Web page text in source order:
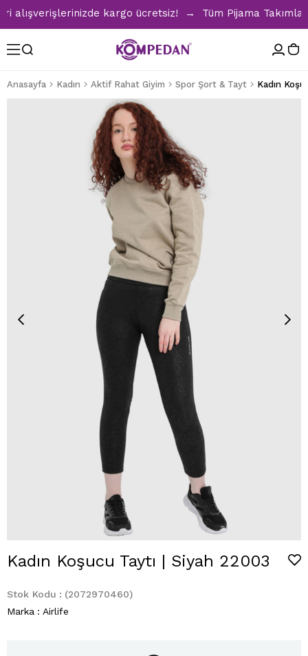
alışverişlerinizde kargo ücretsiz! → Tüm Pijama
Anasayfa Kadın Aktif Rahat Giyim Spor Şort & Tayt Kadın
Kadın Koşucu Taytı | Siyah 22003
Stok Kodu
(2072970460)
Marka : Airlife